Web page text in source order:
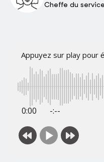
Cheffe du
Appuyez sur play pour
0:00 -:--